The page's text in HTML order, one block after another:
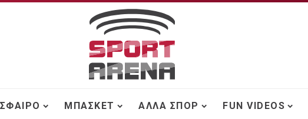
ΜΠΆΣΚΕΤ ΆΛΛΑ ΣΠΟΡ FUN VIDEOS